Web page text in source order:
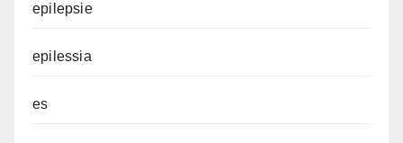
epilepsie
epilessia
es